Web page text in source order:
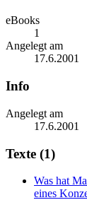
eBooks
1
Angelegt am
17.6.2001
Info
Angelegt am
17.6.2001
Texte (1)
Was hat
eines